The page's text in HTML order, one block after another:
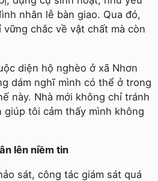
nhân lễ bàn giao. Qua đó,
chắc về vật chất mà còn
diện hộ nghèo ở xã Nhơn
dám nghĩ mình có thể ở trong
này. Nhà mới không chỉ tránh
giúp tôi cảm thấy mình không
lên niềm tin
sát, công tác giám sát quá